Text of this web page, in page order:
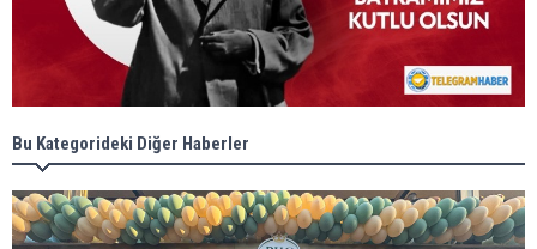
Bu Kategorideki Diğer Haberler